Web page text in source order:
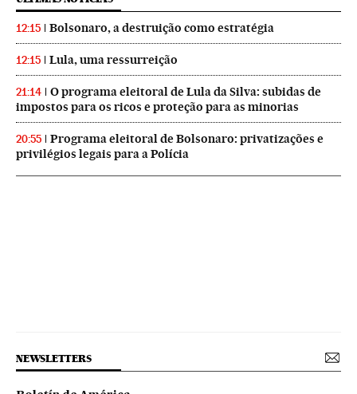
12:15 Bolsonaro, a destruição como estratégia
12:15 Lula, uma ressurreição
21:14
O programa eleitoral de Lula da Silva: subidas de
impostos para os ricos e proteção para as minorias
20:55
Programa eleitoral de Bolsonaro: privatizações e
privilégios legais para a Polícia
NEWSLETTERS